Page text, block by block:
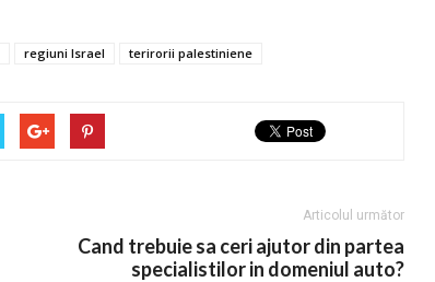
regiuni Israel terirorii palestiniene
Articolul următor
Cand trebuie sa ceri ajutor din partea
specialistilor in domeniul auto?